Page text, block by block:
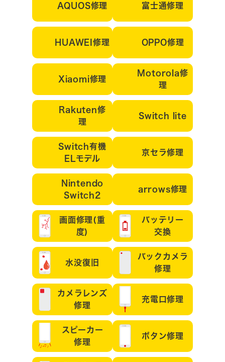
AQUOS修理 富士通修理
HUAWEI修理 OPPO修理
Xiaomi修理
Motorola修
理
Rakuten修
理
Switch lite
Switch有機
ELモデル
京セラ修理
Nintendo
Switch2
arrows修理
画面修理(重
度)
バッテリー
交換
水没復旧
バックカメラ
修理
カメラレンズ
修理
充電口修理
スピーカー
修理
ボタン修理